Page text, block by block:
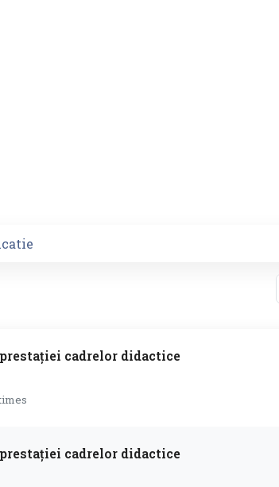
cadrelor didactice
cadrelor didactice